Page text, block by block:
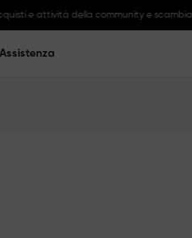
e attività della community e scambiali
Assistenza